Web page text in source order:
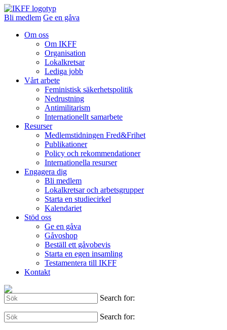
Bli medlem Ge en gåva
Om oss
Om IKFF
Organisation
Lokalkretsar
Lediga jobb
Vårt arbete
Feministisk säkerhetspolitik
Nedrustning
Antimilitarism
Internationellt samarbete
Resurser
Medlemstidningen Fred&Frihet
Publikationer
Policy och rekommendationer
Internationella resurser
Engagera dig
Bli medlem
Lokalkretsar och arbetsgrupper
Starta en studiecirkel
Kalendariet
Stöd oss
Ge en gåva
Gåvoshop
Beställ ett gåvobevis
Starta en egen insamling
Testamentera till IKFF
Kontakt
Search for:
Search for: